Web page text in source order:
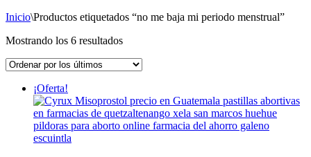
Inicio\Productos etiquetados “no me baja mi periodo menstrual”
Mostrando los 6 resultadosOrdenado
los
¡Oferta!